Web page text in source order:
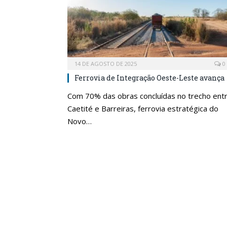
14 DE AGOSTO DE 2025 0
Ferrovia de Integração Oeste-Leste avança
Com 70% das obras concluídas no trecho
Caetité e Barreiras, ferrovia estratégica do
Novo…